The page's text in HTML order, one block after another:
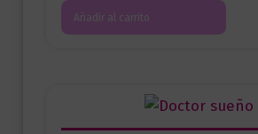
Añadir al carrito